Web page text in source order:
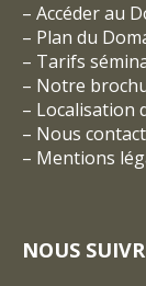
– Accéder au
– Plan du
– Tarifs
– Notre
– Localisation
– Nous
– Mentions
NOUS